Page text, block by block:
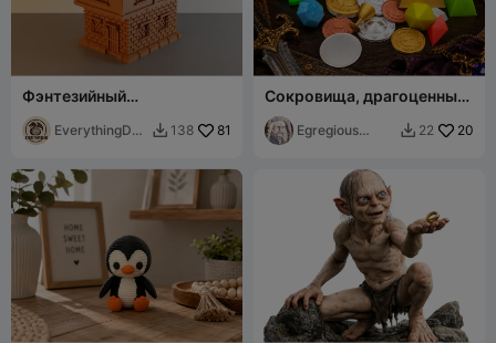
Фэнтезийный
средневековый дом -
ландшафт для DND
EverythingDN
 138 81
Сокровища, драгоценные
камни и зелья! -
Фантазийная коллекция
Egregious
 22 20